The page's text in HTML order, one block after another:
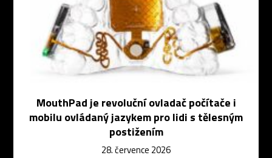
MouthPad je revoluční ovladač počítače i
mobilu ovládaný jazykem pro lidi s tělesným
postižením
28. července 2026